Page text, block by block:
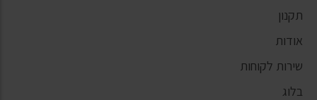
תקנון
אודות
שירות לקוחות
בלוג